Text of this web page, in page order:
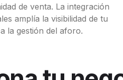
de venta. La integración
amplía la visibilidad de tu
la gestión del aforo.